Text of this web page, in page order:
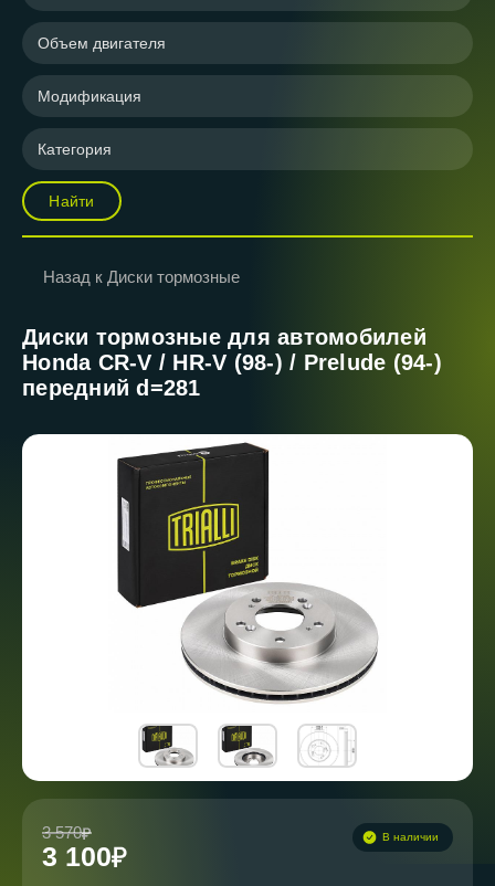
Объем двигателя
Модификация
Категория
Найти
Назад к Диски тормозные
Диски тормозные для автомобилей
Honda CR-V / HR-V (98-) / Prelude (94-)
передний d=281
3 570
3 100
В наличии